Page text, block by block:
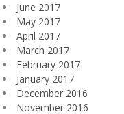
June 2017
May 2017
April 2017
March 2017
February 2017
January 2017
December 2016
November 2016